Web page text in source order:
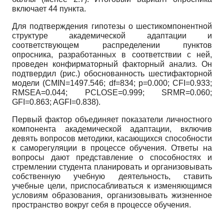
включает 44 пункта.
Для подтверждения гипотезы о шестикомпонентной
структуре академической адаптации и
соответствующем распределении пунктов
опросника, разработанных в соответствии с ней,
проведен конфирматорный факторный анализ. Он
подтвердил (рис.) обоснованность шестифакторной
модели (CMIN=1497.546; df=834; p=0.000; CFI=0.933;
RMSEA=0.044; PCLOSE=0.999; SRMR=0.060;
GFI=0.863; AGFI=0.838).
Первый фактор объединяет показатели личностного
компонента академической адаптации, включив
девять вопросов методики, касающихся способности
к саморегуляции в процессе обучения. Ответы на
вопросы дают представление о способностях и
стремлении студента планировать и организовывать
собственную учебную деятельность, ставить
учебные цели, приспосабливаться к изменяющимся
условиям образования, организовывать жизненное
пространство вокруг себя в процессе обучения.